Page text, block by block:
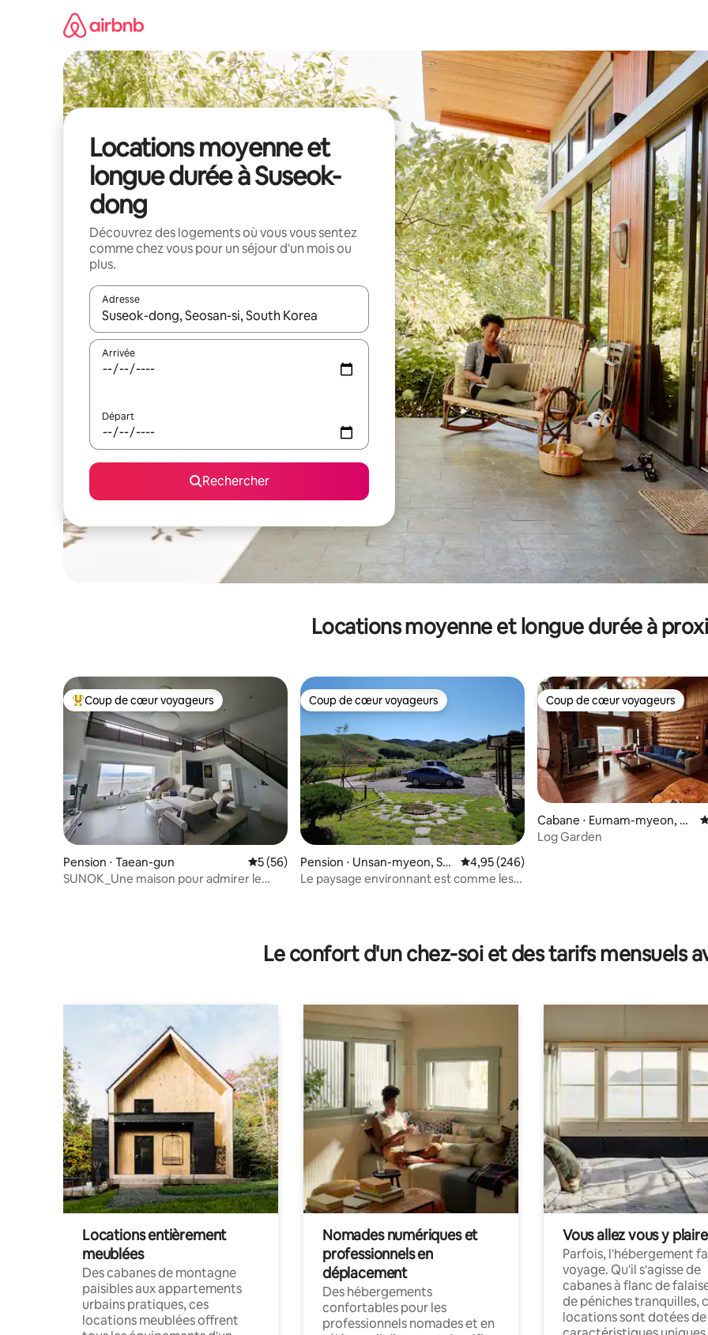
Locations moyenne et
longue durée à Suseok-
dong
Découvrez des logements où vous vous sentez
comme chez vous pour un séjour d'un mois ou
plus.
Adresse
Lorsque les résultats s'affichent, utilisez les flèches vers le haut et vers le bas pour les parcourir ou en appuyant et en
Arrivée
Départ
Rechercher
Locations moyenne et longue durée à
Coups de cœur voyageurs les plus appréciés
Coup de cœur voyageurs
Pension ⋅ Taean-gun Évaluation moyenne sur la base de 56 commentaires : 5 sur 5
5 (56)
SUNOK_Une maison pour admirer le
Coup de cœur voyageurs
Coup de cœur voyageurs
Pension ⋅ Unsan-myeon, Se
osan-si
Évaluation moyenne sur la base de 246
4,95 (246)
Le paysage environnant est comme les
Coup de cœur voyageurs
Coup de cœur voyageurs
Cabane ⋅ Eumam-myeon, So
san
Log Garden
Le confort d'un chez-soi et des tarifs mensuels
Locations entièrement
meublées
Des cabanes de montagne
paisibles aux appartements
urbains pratiques, ces
locations meublées offrent
Nomades numériques et
professionnels en
déplacement
Des hébergements
confortables pour les
professionnels nomades et en
Vous allez vous y plaire
Parfois, l'hébergement
voyage. Qu'il s'agisse de
cabanes à flanc de
de péniches tranquilles,
locations sont dotées de